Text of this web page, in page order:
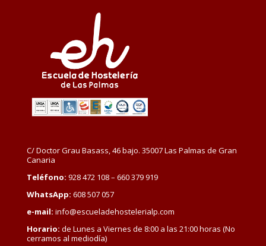
C/ Doctor Grau Basass, 46 bajo. 35007 Las Palmas de Gran
Canaria
Teléfono: 928 472 108 – 660 379 919
WhatsApp: 608 507 057
e-mail: info@escueladehostelerialp.com
Horario: de Lunes a Viernes de 8:00 a las 21:00 horas (No
cerramos al mediodía)